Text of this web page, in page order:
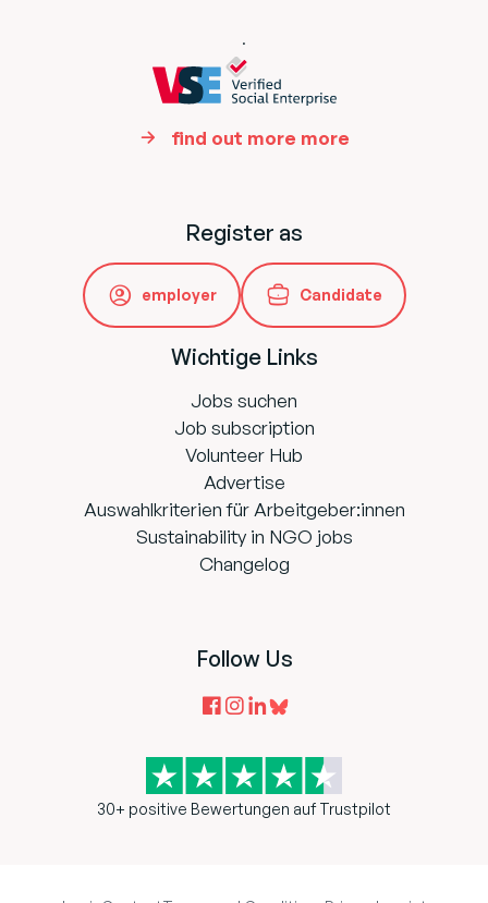
.
find out more more
Register as
employer Candidate
Wichtige Links
Jobs suchen
Job subscription
Volunteer Hub
Advertise
Auswahlkriterien für Arbeitgeber:innen
Sustainability in NGO jobs
Changelog
Follow Us
30+ positive Bewertungen auf Trustpilot